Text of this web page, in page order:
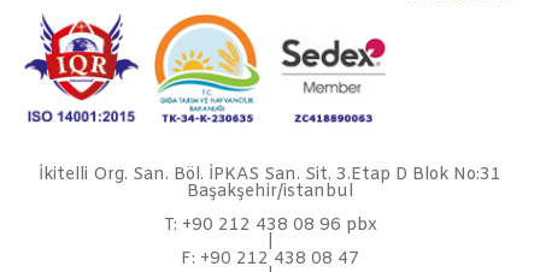
İkitelli Org. San. Böl. İPKAS San. Sit. 3.Etap D Blok No:31
Başakşehir/istanbul
T: +90 212 438 08 96 pbx
F: +90 212 438 08 47